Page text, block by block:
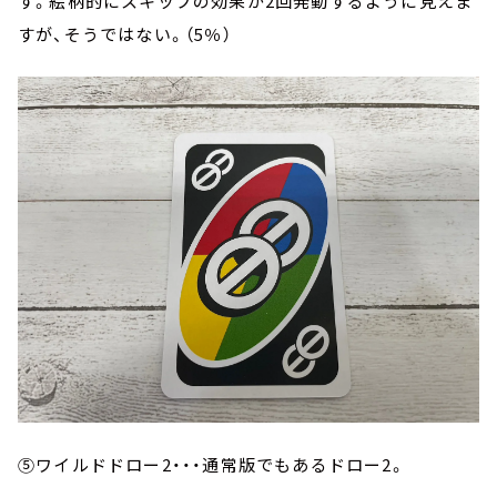
すが、そうではない。（5％）
⑤ワイルドドロー2・・・通常版でもあるドロー2。